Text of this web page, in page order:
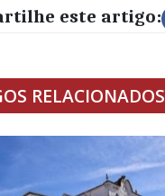
este artigo:
RELACIONADOS